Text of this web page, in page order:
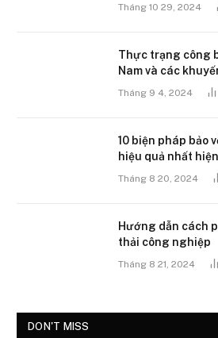
Tháng 10 29, 2024
Thực trạng công
Nam và các
Tháng 9 4, 2024
10 biện pháp bảo
hiệu quả nhất
Tháng 8 20, 2024
Hướng dẫn cách
thải công nghiệp
Tháng 8 21, 2024
DON'T MISS